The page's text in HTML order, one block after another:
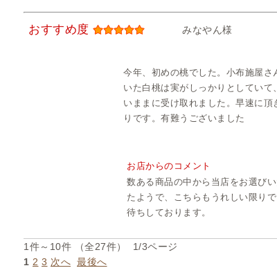
おすすめ度 みなやん様
今年、初めの桃でした。小布施屋
いた白桃は実がしっかりとしてい
いままに受け取れました。早速に
りです。有難うございました
お店からのコメント
数ある商品の中から当店をお選び
たようで、こちらもうれしい限り
待ちしております。
1件～10件 （全27件） 1/3ページ
1 2 3 次へ 最後へ